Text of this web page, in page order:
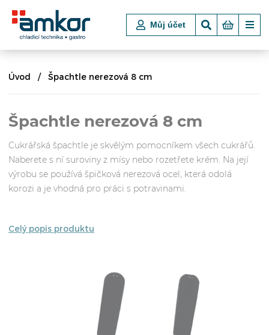
Můj účet
Úvod Špachtle nerezová 8 cm
Špachtle nerezová 8 cm
Cukrářská špachtle je skvělým pomocníkem všech cukrářů.
Naberete s ní suroviny z mísy nebo rozetřete krém. Na její
výrobu se používá špičková nerezová ocel, která odolá
korozi a je vhodná pro práci s potravinami.
Celý popis produktu